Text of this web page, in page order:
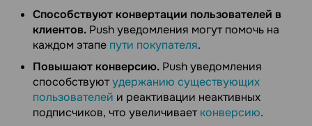
Способствуют конвертации пользователей в
клиентов. Push уведомления могут помочь на
каждом этапе пути покупателя.
Повышают конверсию. Push уведомления
способствуютудержанию существующих
пользователей и реактивации неактивных
подписчиков, что увеличиваетконверсию.